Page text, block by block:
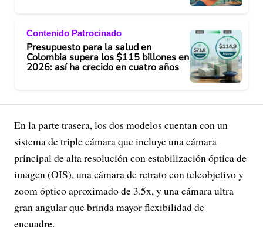
Contenido Patrocinado
Presupuesto para la salud en
Colombia supera los $115 billones en
2026: así ha crecido en cuatro años
En la parte trasera, los dos modelos cuentan con un
sistema de triple cámara que incluye una cámara
principal de alta resolución con estabilización óptica de
imagen (OIS), una cámara de retrato con teleobjetivo y
zoom óptico aproximado de 3.5x, y una cámara ultra
gran angular que brinda mayor flexibilidad de
encuadre.